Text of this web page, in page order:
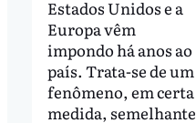
Estados Unidos e a
Europa vêm
impondo há anos ao
país. Trata-se de um
fenômeno, em certa
medida, semelhante